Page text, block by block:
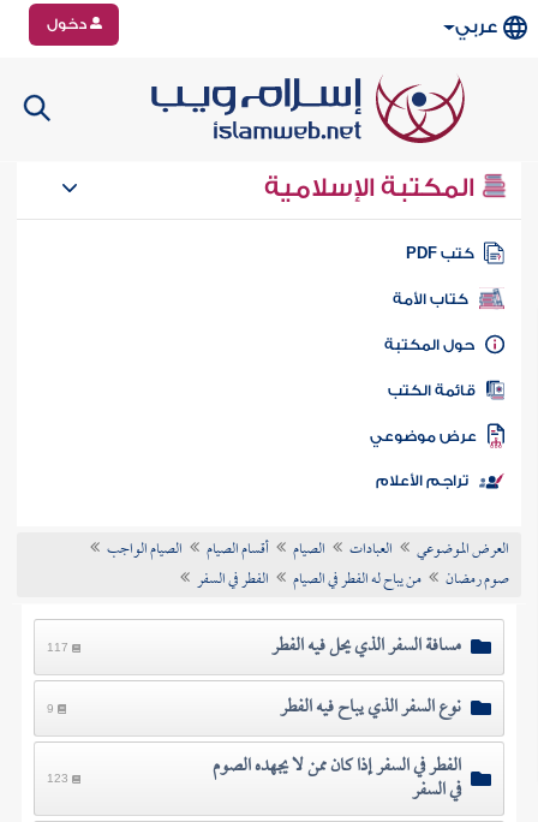
عربي دخول
المكتبة الإسلامية
كتب PDF
كتاب الأمة
المكتبة
الكتب
موضوعي
تراجم الأعلام
العرض الموضوعي العبادات الصيام أقسام الصيام
الصيام الواجب
صوم رمضان
من يباح له الفطر في الصيام الفطر في السفر
مسافة السفر الذي يحل فيه الفطر 117
نوع السفر الذي يباح فيه الفطر 9
الفطر في السفر إذا كان ممن لا يجهده الصوم
في السفر 123